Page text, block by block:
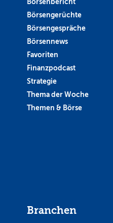
Börsengerüchte
Börsengespräche
Börsennews
Favoriten
Finanzpodcast
Strategie
Thema der Woche
Themen & Börse
Branchen